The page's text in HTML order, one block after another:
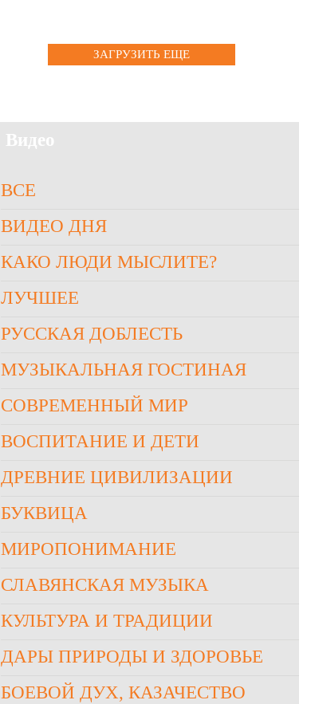
ЗАГРУЗИТЬ ЕЩЕ
Видео
ВСЕ
ВИДЕО ДНЯ
КАКО ЛЮДИ МЫСЛИТЕ?
ЛУЧШЕЕ
РУССКАЯ ДОБЛЕСТЬ
МУЗЫКАЛЬНАЯ ГОСТИНАЯ
СОВРЕМЕННЫЙ МИР
ВОСПИТАНИЕ И ДЕТИ
ДРЕВНИЕ ЦИВИЛИЗАЦИИ
БУКВИЦА
МИРОПОНИМАНИЕ
СЛАВЯНСКАЯ МУЗЫКА
КУЛЬТУРА И ТРАДИЦИИ
ДАРЫ ПРИРОДЫ И ЗДОРОВЬЕ
БОЕВОЙ ДУХ, КАЗАЧЕСТВО